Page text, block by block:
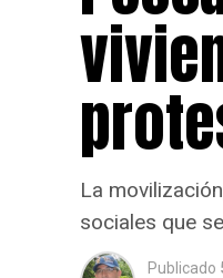
La
sociales que
Publicado